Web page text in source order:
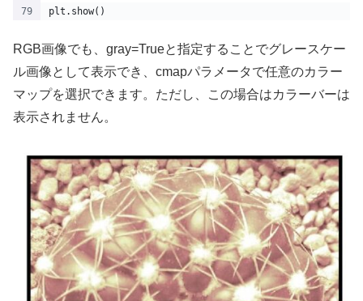
plt.show()
RGB画像でも、gray=Trueと指定することでグレースケー
ル画像として表示でき、cmapパラメータで任意のカラー
マップを選択できます。ただし、この場合はカラーバーは
表示されません。